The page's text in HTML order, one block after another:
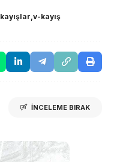
v-kayış
İNCELEME BIRAK